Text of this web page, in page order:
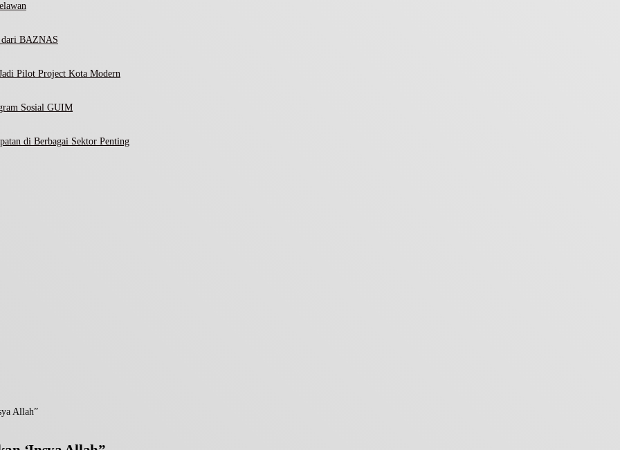
dari BAZNAS
Pilot Project Kota Modern
Sosial GUIM
di Berbagai Sektor Penting
Allah”